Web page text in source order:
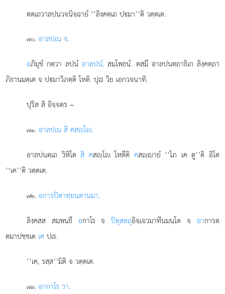
ตตฺเถวาลปนวจนิจฺฉายํ ‘‘ลิงฺคตฺเถ ปมา’’ติ วตฺตเต.
๗๐.อาลปเน จ.
อภิมุขํ กตฺวา ลปนํอาลปนํ, สมฺโพธนํ. ตสฺมึ อาลปนตฺถาธิเก ลิงฺคตฺถา
ภิธานมตฺเต จ ปมาวิภตฺติ โหติ. ปุเร วิย เอกวจนาทิ.
ปุริส สิ อิจฺจตฺร –
๗๑.อาลปเน สิ คสฺโ.
อาลปนตฺเถ วิหิโตสิ คสฺโ โหตีติ คสฺายํ ‘‘โภ เค ตู’’ติ อิโต
‘‘เค’’ติ วตฺตเต.
๗๒.อการปิตาทฺยนฺตานมา.
ลิงฺคสฺส สมฺพนฺธี อกาโร จปิตุสตฺถุอิจฺเจวมาทีนมนฺโต จ อาการตฺ
ตมาปชฺชเต เค ปเร.
‘‘เค, รสฺส’’มิติ จ วตฺตเต.
๗๓.อากาโร วา.